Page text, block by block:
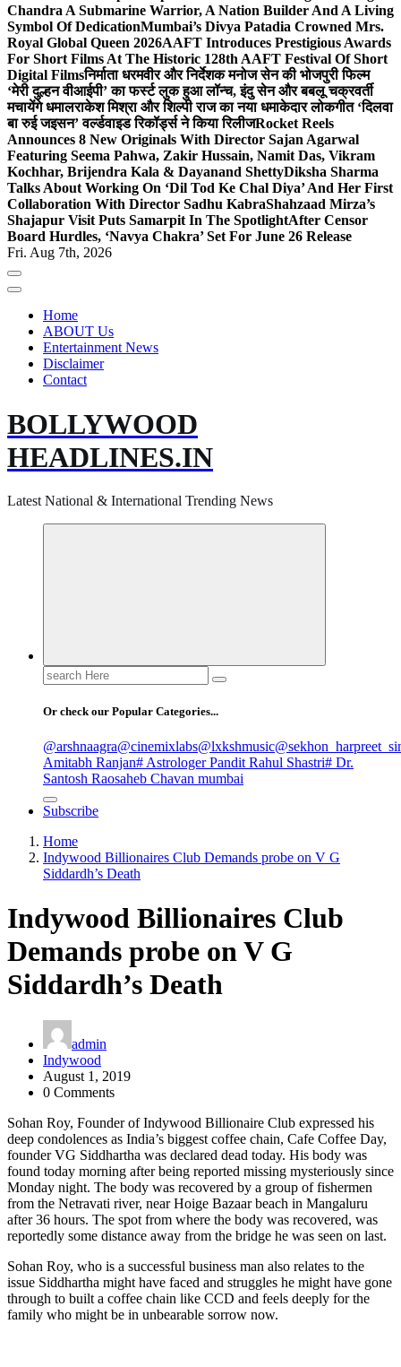
Chandra A Submarine Warrior, A Nation Builder And A Living
Symbol Of DedicationMumbai’s Divya Patadia Crowned Mrs.
Royal Global Queen 2026AAFT Introduces Prestigious Awards
For Short Films At The Historic 128th AAFT Festival Of Short
Digital Filmsनिर्माता धरमवीर और निर्देशक मनोज सेन की भोजपुरी फिल्म
‘मेरी दुल्हन वीआईपी’ का फर्स्ट लुक हुआ लॉन्च, इंदु सेन और बबलू चक्रवर्ती
मचायेंगे धमालराकेश मिश्रा और शिल्पी राज का नया धमाकेदार लोकगीत ‘दिलवा
बा रुई जइसन’ वर्ल्डवाइड रिकॉर्ड्स ने किया रिलीजRocket Reels
Announces 8 New Originals With Director Sajan Agarwal
Featuring Seema Pahwa, Zakir Hussain, Namit Das, Vikram
Kochhar, Brijendra Kala & Dayanand ShettyDiksha Sharma
Talks About Working On ‘Dil Tod Ke Chal Diya’ And Her First
Collaboration With Director Sadhu KabraShahzaad Mirza’s
Shajapur Visit Puts Samarpit In The SpotlightAfter Censor
Board Hurdles, ‘Navya Chakra’ Set For June 26 Release
Fri. Aug 7th, 2026
Home
ABOUT Us
Entertainment News
Disclaimer
Contact
BOLLYWOOD
HEADLINES.IN
Latest National & International Trending News
Search
for:
Or check our Popular Categories...
@arshnaagra@cinemixlabs@lxkshmusic
Amitabh Ranjan# Astrologer Pandit Rahul Shastri# Dr.
Santosh Raosaheb Chavan mumbai
Subscribe
Home
Indywood Billionaires Club Demands probe on V G
Siddardh’s Death
Indywood Billionaires Club
Demands probe on V G
Siddardh’s Death
admin
Indywood
August 1, 2019
0 Comments
Sohan Roy, Founder of Indywood Billionaire Club expressed his
deep condolences as India’s biggest coffee chain, Cafe Coffee Day,
founder VG Siddhartha was declared dead today. His body was
found today morning after being reported missing mysteriously since
Monday night. The body was recovered by a group of fishermen
from the Netravati river, near Hoige Bazaar beach in Mangaluru
after 36 hours. The spot from where the body was recovered, was
reportedly some distance away from the bridge he was seen on last.
Sohan Roy, who is a successful business man also relates to the
issue Siddhartha might have faced and struggles he might have gone
through to built a coffee chain like CCD and feels deeply for the
family who might be in unbearable sorrow now.